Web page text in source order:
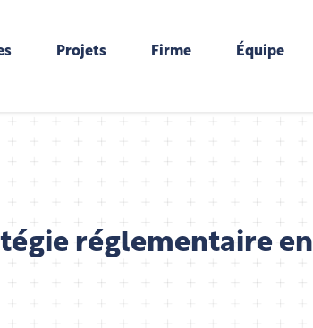
Projets Firme Équipe
réglementaire en